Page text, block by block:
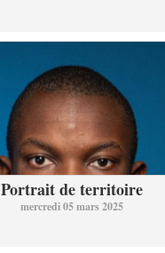
Portrait de territoire
mercredi 05 mars 2025